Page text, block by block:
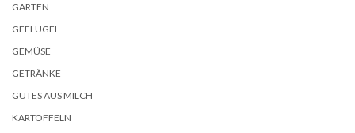
GARTEN
GEFLÜGEL
GEMÜSE
GETRÄNKE
GUTES AUS MILCH
KARTOFFELN